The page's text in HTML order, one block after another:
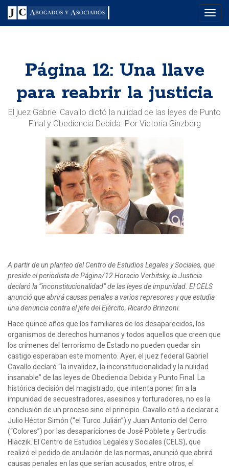
Menu
Página 12: Una llave
para reabrir la justicia
El juez Gabriel Cavallo dictó la nulidad de las leyes de Punto
Final y Obediencia Debida. Por Victoria Ginzberg
A partir de un planteo del Centro de Estudios Legales y Sociales, que
preside el periodista de Página/12 Horacio Verbitsky, la Justicia
declaró la “inconstitucionalidad” de las leyes de impunidad. El CELS
anunció que abrirá causas penales a varios represores y que estudia
una denuncia contra el jefe del Ejército, Ricardo Brinzoni.
Hace quince años que los familiares de los desaparecidos, los
organismos de derechos humanos y todos aquellos que creen que
los crímenes del terrorismo de Estado no pueden quedar sin
castigo esperaban este momento. Ayer, el juez federal Gabriel
Cavallo declaró “la invalidez, la inconstitucionalidad y la nulidad
insanable” de las leyes de Obediencia Debida y Punto Final. La
histórica decisión del magistrado, que intenta poner fin a la
impunidad de secuestradores, asesinos y torturadores, no es la
conclusión de un proceso sino el principio. Cavallo citó a declarar a
Julio Héctor Simón (“el Turco Julián”) y Juan Antonio del Cerro
(“Colores”) por las desapariciones de José Poblete y Gertrudis
Hlaczik. El Centro de Estudios Legales y Sociales (CELS), que
realizó el pedido de anulación de las normas, anunció que abrirá
causas penales en las que serían acusados, entre otros, el